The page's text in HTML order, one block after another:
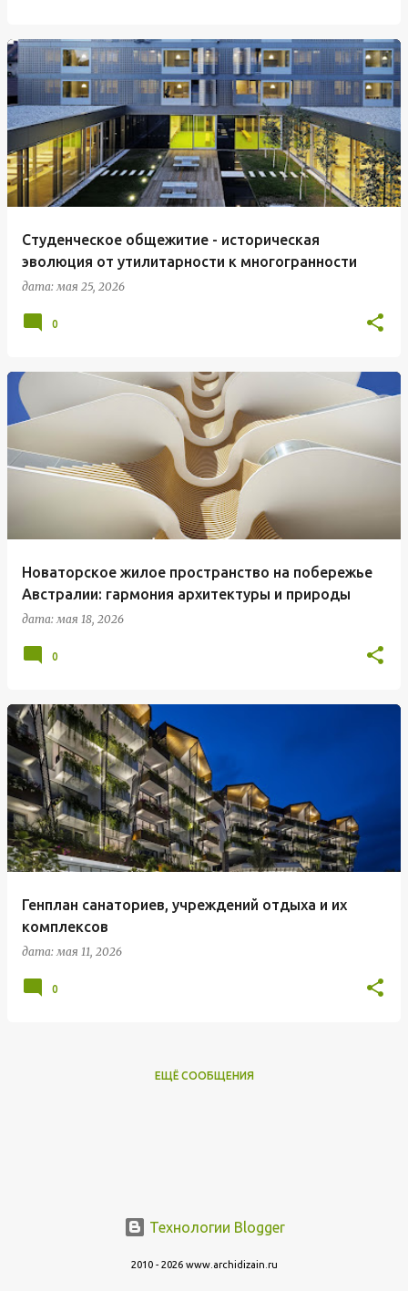
Студенческое общежитие - историческая
эволюция от утилитарности к многогранности
дата:мая 25, 2026
0
Новаторское жилое пространство на побережье
Австралии: гармония архитектуры и природы
дата:мая 18, 2026
0
Генплан санаториев, учреждений отдыха и их
комплексов
дата:мая 11, 2026
0
ЕЩЁ СООБЩЕНИЯ
Технологии Blogger
2010 - 2026 www.archidizain.ru